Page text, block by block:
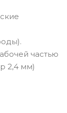
частью
2,4 мм)